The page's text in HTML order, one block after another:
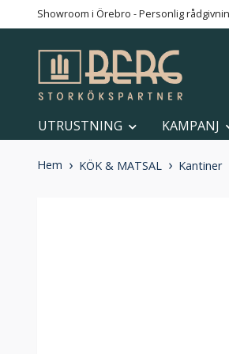
Showroom i Örebro - Personlig
UTRUSTNING KAMPANJ
Hem KÖK & MATSAL Kantiner